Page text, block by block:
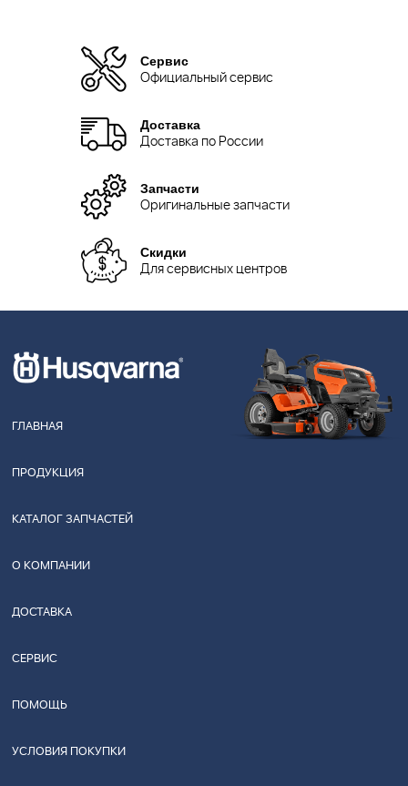
Сервис
Официальный сервис
Доставка
Доставка по России
Запчасти
Оригинальные запчасти
Скидки
Для сервисных центров
ГЛАВНАЯ
ПРОДУКЦИЯ
КАТАЛОГ ЗАПЧАСТЕЙ
О КОМПАНИИ
ДОСТАВКА
СЕРВИС
ПОМОЩЬ
УСЛОВИЯ ПОКУПКИ